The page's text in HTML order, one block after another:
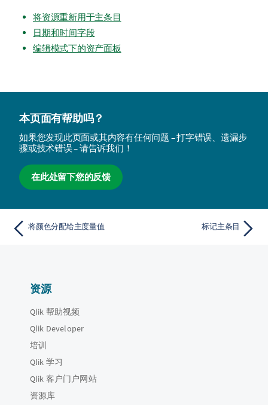
将资源重新用于主条目
日期和时间字段
编辑模式下的资产面板
本页面有帮助吗？
如果您发现此页面或其内容有任何问题 – 打字错误、遗漏步
骤或技术错误 – 请告诉我们！
在此处留下您的反馈
将颜色分配给主度量值 标记主条目
资源
Qlik 帮助视频
Qlik Developer
培训
Qlik 学习
Qlik 客户门户网站
资源库